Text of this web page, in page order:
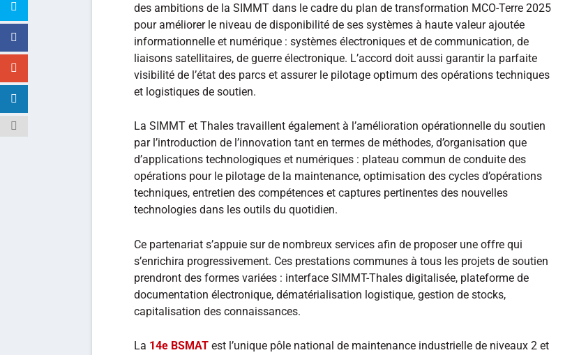
des ambitions de la SIMMT dans le cadre du plan de transformation MCO-Terre 2025
pour améliorer le niveau de disponibilité de ses systèmes à haute valeur ajoutée
informationnelle et numérique : systèmes électroniques et de communication, de
liaisons satellitaires, de guerre électronique. L’accord doit aussi garantir la parfaite
visibilité de l’état des parcs et assurer le pilotage optimum des opérations techniques
et logistiques de soutien.
La SIMMT et Thales travaillent également à l’amélioration opérationnelle du soutien
par l’introduction de l’innovation tant en termes de méthodes, d’organisation que
d’applications technologiques et numériques : plateau commun de conduite des
opérations pour le pilotage de la maintenance, optimisation des cycles d’opérations
techniques, entretien des compétences et captures pertinentes des nouvelles
technologies dans les outils du quotidien.
Ce partenariat s’appuie sur de nombreux services afin de proposer une offre qui
s’enrichira progressivement. Ces prestations communes à tous les projets de soutien
prendront des formes variées : interface SIMMT-Thales digitalisée, plateforme de
documentation électronique, dématérialisation logistique, gestion de stocks,
capitalisation des connaissances.
La 14e BSMAT est l’unique pôle national de maintenance industrielle de niveaux 2 et